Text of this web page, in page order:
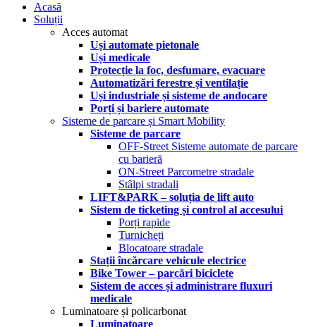
Acasă
Soluții
Acces automat
Uși automate pietonale
Uși medicale
Protecție la foc, desfumare, evacuare
Automatizări ferestre și ventilație
Uși industriale și sisteme de andocare
Porți și bariere automate
Sisteme de parcare și Smart Mobility
Sisteme de parcare
OFF-Street Sisteme automate de parcare
cu barieră
ON-Street Parcometre stradale
Stâlpi stradali
LIFT&PARK – soluția de lift auto
Sistem de ticketing și control al accesului
Porți rapide
Turnicheți
Blocatoare stradale
Stații încărcare vehicule electrice
Bike Tower – parcări biciclete
Sistem de acces și administrare fluxuri
medicale
Luminatoare și policarbonat
Luminatoare